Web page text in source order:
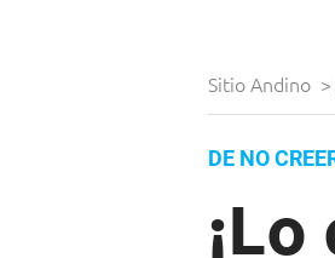
Sitio Andino >
DE NO